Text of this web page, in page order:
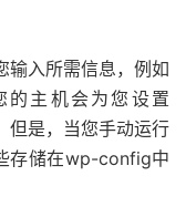
输入所需信息，例如
的主机会为您设置
但是，当您手动运行
存储在wp-config中